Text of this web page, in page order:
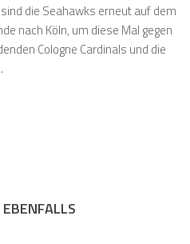
die Seahawks erneut auf dem
nach Köln, um diese Mal gegen
Cologne Cardinals und die